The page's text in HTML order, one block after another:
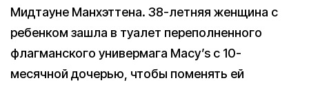
Мидтауне Манхэттена. 38-летняя женщина с
ребенком зашла в туалет переполненного
флагманского универмага Macy’s с 10-
месячной дочерью, чтобы поменять ей